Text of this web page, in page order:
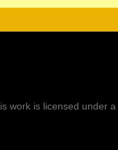
work is licensed under a